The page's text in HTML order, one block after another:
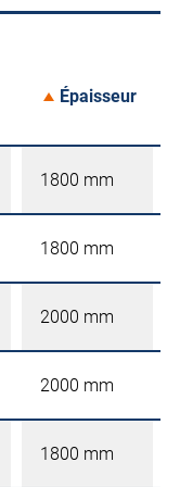
Épaisseur
1800 mm
1800 mm
2000 mm
2000 mm
1800 mm